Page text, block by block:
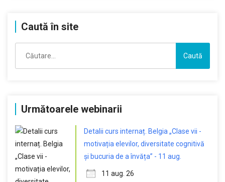
Caută în site
după:
Următoarele webinarii
Detalii curs internaț. Belgia „Clase vii -
motivația elevilor, diversitate cognitivă
și bucuria de a învăța” - 11 aug.
11 aug. 26